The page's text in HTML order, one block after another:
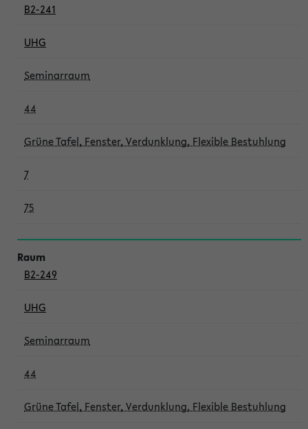
B2-241
UHG
Seminarraum
44
Grüne Tafel, Fenster, Verdunklung, Flexible Bestuhlung
7
75
B2-249
UHG
Seminarraum
44
Grüne Tafel, Fenster, Verdunklung, Flexible Bestuhlung